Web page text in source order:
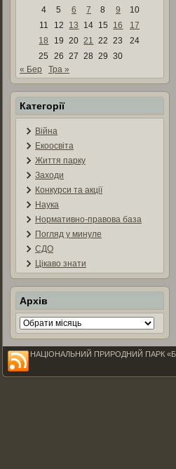
4
5 6 7 8 9
10
11
12 13 14 15 16
17
18
19 20 21 22 23
24
25
26 27 28 29
30
« Бер
Тра »
Категорії
Війна
Екоосвіта
Життя парку
Заходи
Конкурси та акції
Наука
Нормативно-правова база
Погляд у минуле
СДО
Цікаво знати
Архів
Архів
НАЦІОНАЛЬНИЙ ПРИРОДНИЙ ПАРК